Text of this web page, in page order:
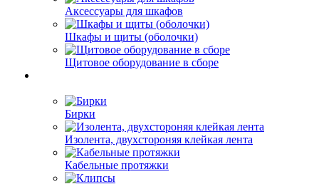
Аксессуары для шкафов
Шкафы и щиты (оболочки)
Щитовое оборудование в сборе
Бирки
Изолента, двухстороняя клейкая лента
Кабельные протяжки